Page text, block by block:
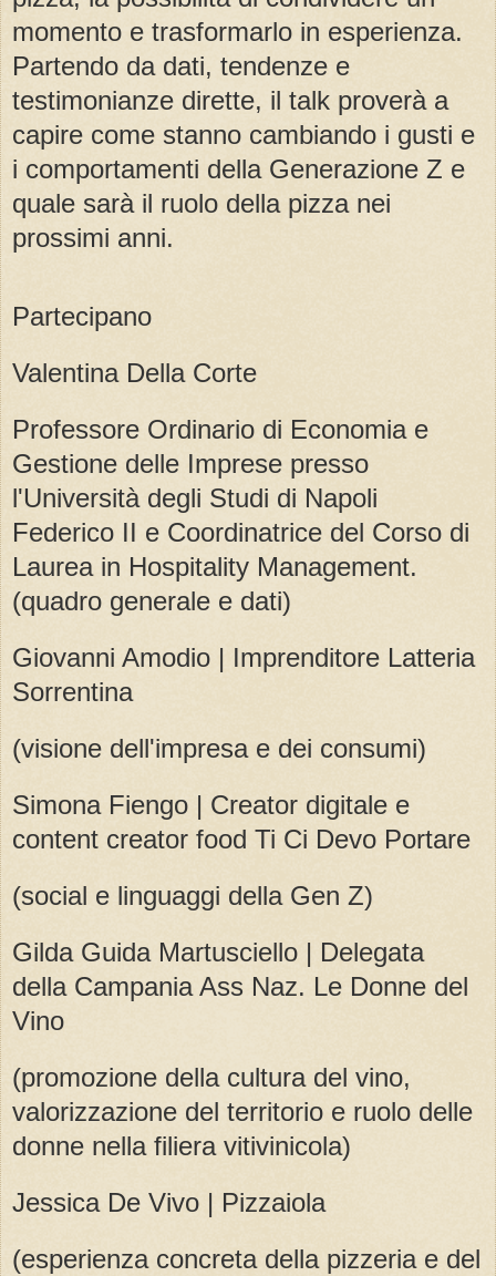
momento e trasformarlo in esperienza.
Partendo da dati, tendenze e
testimonianze dirette, il talk proverà a
capire come stanno cambiando i gusti e
i comportamenti della Generazione Z e
quale sarà il ruolo della pizza nei
prossimi anni.
Partecipano
Valentina Della Corte
Professore Ordinario di Economia e
Gestione delle Imprese presso
l'Università degli Studi di Napoli
Federico II e Coordinatrice del Corso di
Laurea in Hospitality Management.
(quadro generale e dati)
Giovanni Amodio | Imprenditore Latteria
Sorrentina
(visione dell'impresa e dei consumi)
Simona Fiengo | Creator digitale e
content creator food Ti Ci Devo Portare
(social e linguaggi della Gen Z)
Gilda Guida Martusciello | Delegata
della Campania Ass Naz. Le Donne del
Vino
(promozione della cultura del vino,
valorizzazione del territorio e ruolo delle
donne nella filiera vitivinicola)
Jessica De Vivo | Pizzaiola
(esperienza concreta della pizzeria e del